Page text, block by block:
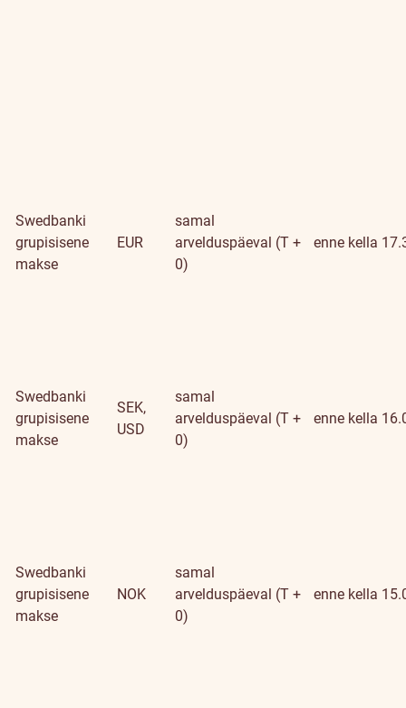
Swedbanki
grupisisene
makse
EUR
samal
arvelduspäeval (T +
0)
enne kella
Swedbanki
grupisisene
makse
SEK,
USD
samal
arvelduspäeval (T +
0)
enne kella
Swedbanki
grupisisene
makse
NOK
samal
arvelduspäeval (T +
0)
enne kella